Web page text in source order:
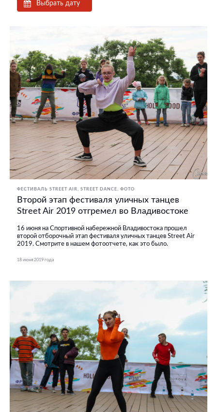
Выбрать дату
ФЕСТИВАЛЬ STREET AIR STREET DANCE ФОТО
Второй этап фестиваля уличных танцев
Street Air 2019 отгремел во Владивостоке
16 июня на Спортивной набережной Владивостока прошел
второй отборочный этап фестиваля уличных танцев Street Air
2019. Смотрите в нашем фотоотчете, как это было.
18 июня 2019 года